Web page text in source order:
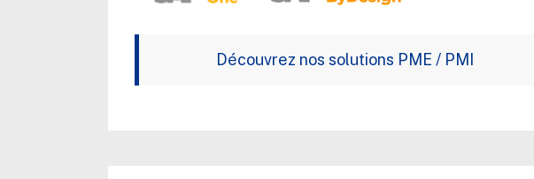
Découvrez nos solutions PME / PMI